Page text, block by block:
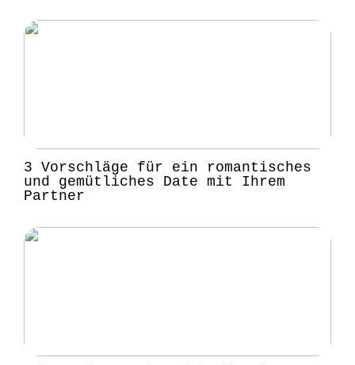
3 Vorschläge für ein romantisches
und gemütliches Date mit Ihrem
Partner